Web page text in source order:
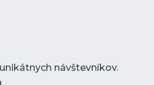
návštevníkov.